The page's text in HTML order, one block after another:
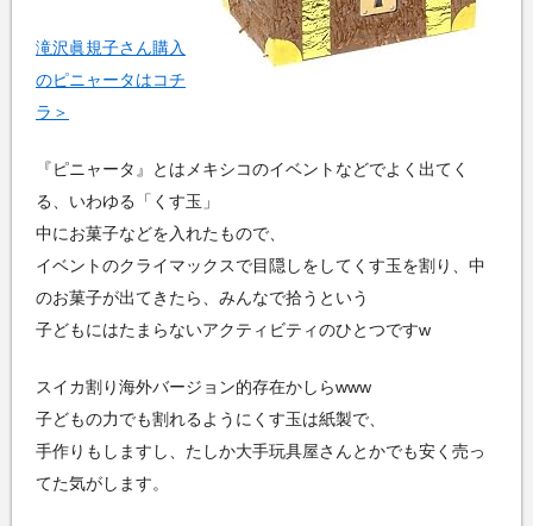
滝沢眞規子さん購入
のピニャータはコチ
ラ＞
『ピニャータ』とはメキシコのイベントなどでよく出てく
る、いわゆる「くす玉」
中にお菓子などを入れたもので、
イベントのクライマックスで目隠しをしてくす玉を割り、中
のお菓子が出てきたら、みんなで拾うという
子どもにはたまらないアクティビティのひとつですw
スイカ割り海外バージョン的存在かしらwww
子どもの力でも割れるようにくす玉は紙製で、
手作りもしますし、たしか大手玩具屋さんとかでも安く売っ
てた気がします。